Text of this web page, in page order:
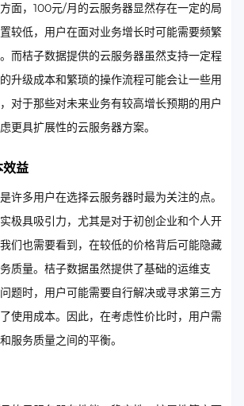
面，100元/月的云服务器显然存在一定的局
较低，用户在面对业务增长时可能需要频繁
而桔子数据提供的云服务器虽然支持一定程
升级成本和繁琐的操作流程可能会让一些用
对于那些对未来业务有较高增长预期的用户
更具扩展性的云服务器方案。
益
许多用户在选择云服务器时最为关注的点。
极具吸引力，尤其是对于初创企业和个人开
们也需要看到，在较低的价格背后可能隐藏
质量。桔子数据虽然提供了基础的运维支
题时，用户可能需要自行解决或寻求第三方
使用成本。因此，在考虑性价比时，用户需
服务质量之间的平衡。